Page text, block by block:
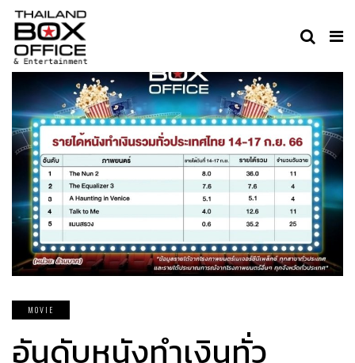
MOVIE
อันดับหนังทำเงินทั่ว